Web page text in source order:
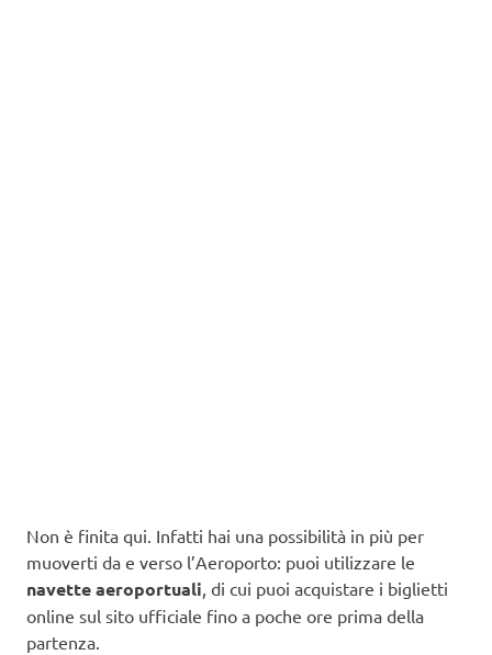
Non è finita qui. Infatti hai una possibilità in più per
muoverti da e verso l’Aeroporto: puoi utilizzare le
navette aeroportuali, di cui puoi acquistare i biglietti
online sul sito ufficiale fino a poche ore prima della
partenza.